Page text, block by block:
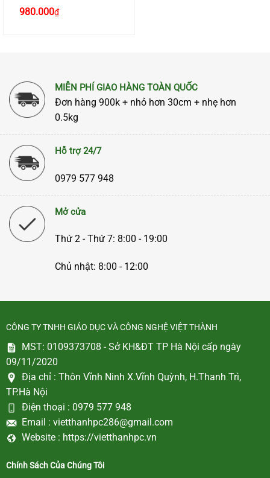
Gigabit/ PD 100W Ugreen
980.000₫
MIỄN PHÍ GIAO HÀNG TOÀN QUỐC
Đơn hàng 900k + nhỏ hơn 30cm + nhẹ hơn
0.5kg
Hỗ trợ 24/7
0979 577 948
Mở cửa
Thứ 2 - Thứ 7: 8:00 - 19:00
Chủ nhật: 8:00 - 12:00
CÔNG TY TNHH GIÁO DỤC VÀ CÔNG NGHỆ VIỆT THÀNH
MST: 0109373708 - Sở KH&ĐT TP Hà Nội cấp ngày
09/11/2020
Địa chỉ : Thôn Vĩnh Ninh X.Vĩnh Quỳnh, H.Thanh Trì,
TP.Hà Nội
Điện thoại : 0979 577 948
Email : vietthanhpc286@gmail.com
Website : https://vietthanhpc.vn
Chính Sách Của Chúng Tôi